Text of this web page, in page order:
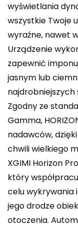
wyświetlania
wszystkie Twoje
wyraźne, nawet
Urządzenie
zapewnić
jasnym lub
najdrobniejszych
Zgodny ze
Gamma,
nadawców,
chwili wielkiego
XGIMI Horizon
który
celu wykrywania
jego drodze
otoczenia.